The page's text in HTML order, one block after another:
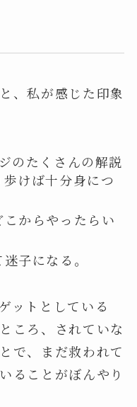
、私が感じた印象
のたくさんの解説
けば十分身につ
からやったらい
子になる。
ットとしている
ころ、されていな
で、まだ救われて
ることがぼんやり